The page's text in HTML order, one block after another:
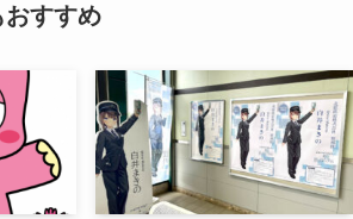
おすすめ